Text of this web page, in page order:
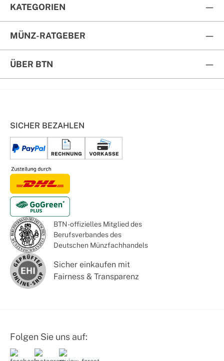
KATEGORIEN
MÜNZ-RATGEBER
ÜBER BTN
SICHER BEZAHLEN
BTN - offizielles Mitglied des
Berufsverbandes des
Deutschen Münzfachhandels
Sicher einkaufen mit
Fairness & Transparenz
Folgen Sie uns auf: